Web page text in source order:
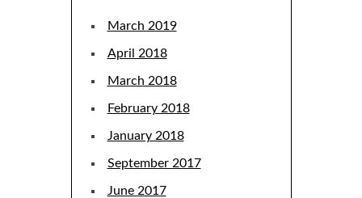
March 2019
April 2018
March 2018
February 2018
January 2018
September 2017
June 2017